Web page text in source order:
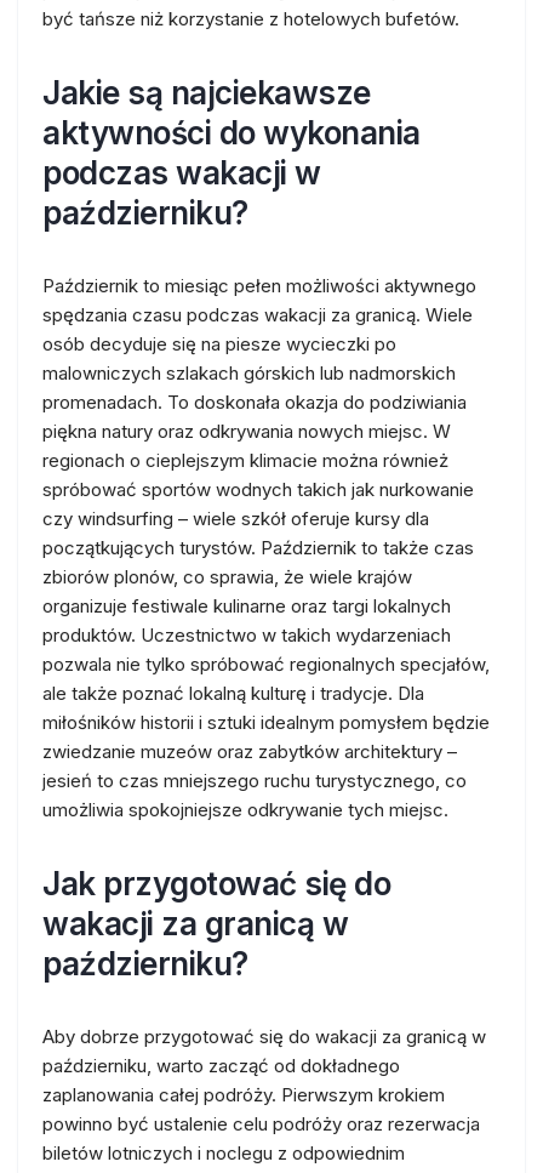
być tańsze niż korzystanie z hotelowych bufetów.
Jakie są najciekawsze
aktywności do wykonania
podczas wakacji w
październiku?
Październik to miesiąc pełen możliwości aktywnego
spędzania czasu podczas wakacji za granicą. Wiele
osób decyduje się na piesze wycieczki po
malowniczych szlakach górskich lub nadmorskich
promenadach. To doskonała okazja do podziwiania
piękna natury oraz odkrywania nowych miejsc. W
regionach o cieplejszym klimacie można również
spróbować sportów wodnych takich jak nurkowanie
czy windsurfing – wiele szkół oferuje kursy dla
początkujących turystów. Październik to także czas
zbiorów plonów, co sprawia, że wiele krajów
organizuje festiwale kulinarne oraz targi lokalnych
produktów. Uczestnictwo w takich wydarzeniach
pozwala nie tylko spróbować regionalnych specjałów,
ale także poznać lokalną kulturę i tradycje. Dla
miłośników historii i sztuki idealnym pomysłem będzie
zwiedzanie muzeów oraz zabytków architektury –
jesień to czas mniejszego ruchu turystycznego, co
umożliwia spokojniejsze odkrywanie tych miejsc.
Jak przygotować się do
wakacji za granicą w
październiku?
Aby dobrze przygotować się do wakacji za granicą w
październiku, warto zacząć od dokładnego
zaplanowania całej podróży. Pierwszym krokiem
powinno być ustalenie celu podróży oraz rezerwacja
biletów lotniczych i noclegu z odpowiednim